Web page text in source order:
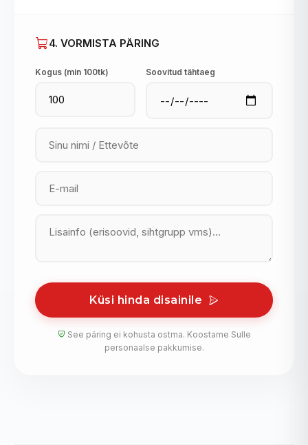
4. VORMISTA PÄRING
Kogus (min 100tk) Soovitud tähtaeg
Küsi hinda disainile
See päring ei kohusta ostma. Koostame Sulle
personaalse pakkumise.